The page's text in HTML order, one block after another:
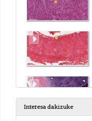
Interesa dakizuke